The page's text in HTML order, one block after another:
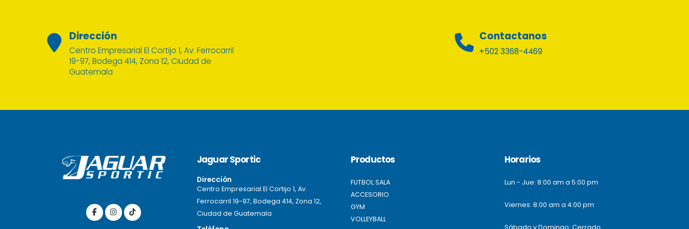
Dirección
Centro Empresarial El Cortijo 1, Av. Ferrocarril
19-97, Bodega 414, Zona 12, Ciudad de
Guatemala
Contactanos
+502 3368-4469
Jaguar Sportic
Dirección
Centro Empresarial El Cortijo 1, Av.
Ferrocarril 19-97, Bodega 414, Zona 12,
Ciudad de Guatemala
Productos
FUTBOL SALA
ACCESORIO
GYM
VOLLEYBALL
Horarios
Lun - Jue: 8:00 am a 5:00 pm
Viernes: 8:00 am a 4:00 pm
Sábado y Domingo: Cerrado